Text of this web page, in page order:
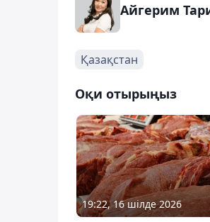
Айгерим
Қазақстан
Оқи отырыңыз
19:22, 16 шілде 2026